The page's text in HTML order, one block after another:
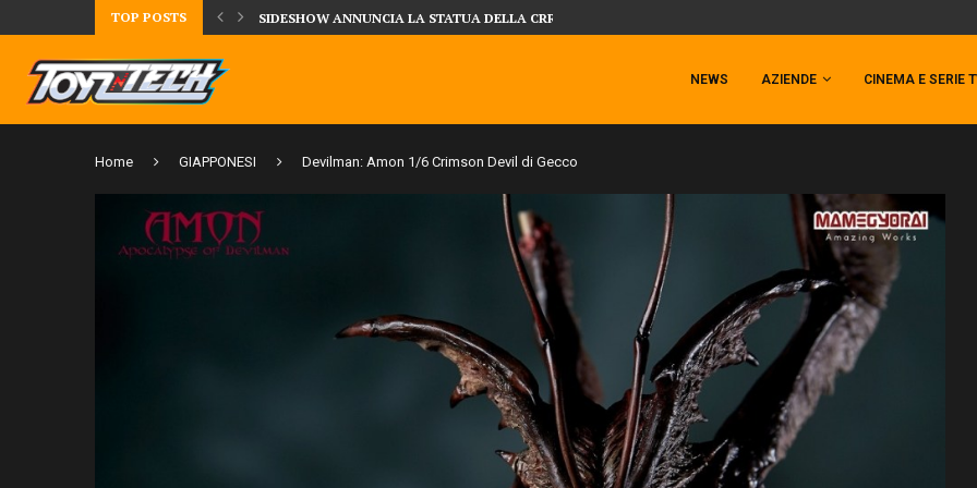
TOP POSTS
LA FIGURE DI IPPO MAKUNOUCHI! SIDESHOW ANNUNCIA LA STATUA DELLA CRRATURA DELLA LAGUNA...
NEWS AZIENDE CINEMA E SERIE
Home GIAPPONESI Devilman: Amon 1/6 Crimson Devil di Gecco